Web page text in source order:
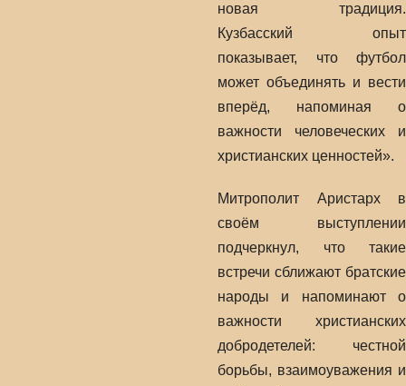
новая традиция.
Кузбасский опыт
показывает, что футбол
может объединять и вести
вперёд, напоминая о
важности человеческих и
христианских ценностей».
Митрополит Аристарх в
своём выступлении
подчеркнул, что такие
встречи сближают братские
народы и напоминают о
важности христианских
добродетелей: честной
борьбы, взаимоуважения и